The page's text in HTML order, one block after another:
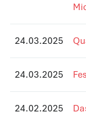
24.03.2025
24.03.2025
24.02.2025